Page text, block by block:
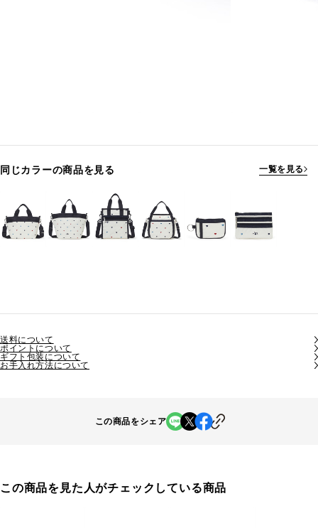
同じカラーの商品を見る 一覧を見る
送料について
ポイントについて
ギフト包装について
お手入れ方法について
この商品をシェア
この商品を見た人がチェックしている商品